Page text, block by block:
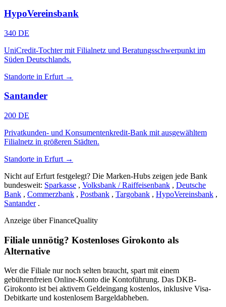
HypoVereinsbank
340 DE
UniCredit-Tochter mit Filialnetz und Beratungsschwerpunkt im
Süden Deutschlands.
Standorte in Erfurt →
Santander
200 DE
Privatkunden- und Konsumentenkredit-Bank mit ausgewähltem
Filialnetz in größeren Städten.
Standorte in Erfurt →
Nicht auf Erfurt festgelegt? Die Marken-Hubs zeigen jede Bank
bundesweit: Sparkasse , Volksbank / Raiffeisenbank , Deutsche
Bank , Commerzbank , Postbank , Targobank , HypoVereinsbank ,
Santander.
Anzeige über FinanceQuality
Filiale unnötig? Kostenloses Girokonto als
Alternative
Wer die Filiale nur noch selten braucht, spart mit einem
gebührenfreien Online-Konto die Kontoführung. Das DKB-
Girokonto ist bei aktivem Geldeingang kostenlos, inklusive Visa-
Debitkarte und kostenlosem Bargeldabheben.